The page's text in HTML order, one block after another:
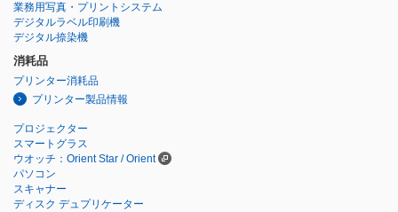
業務用写真・プリントシステム
デジタルラベル印刷機
デジタル捺染機
消耗品
プリンター消耗品
プリンター製品情報
プロジェクター
スマートグラス
ウオッチ：Orient Star / Orient
パソコン
スキャナー
ディスク デュプリケーター